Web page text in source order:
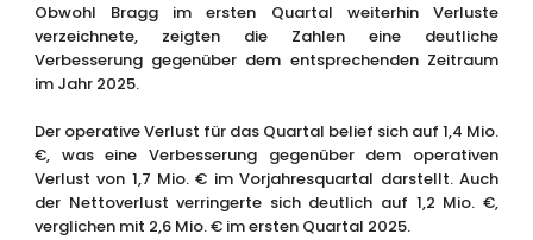
Obwohl Bragg im ersten Quartal weiterhin Verluste
verzeichnete, zeigten die Zahlen eine deutliche
Verbesserung gegenüber dem entsprechenden Zeitraum
im Jahr 2025.
Der operative Verlust für das Quartal belief sich auf 1,4 Mio.
€, was eine Verbesserung gegenüber dem operativen
Verlust von 1,7 Mio. € im Vorjahresquartal darstellt. Auch
der Nettoverlust verringerte sich deutlich auf 1,2 Mio. €,
verglichen mit 2,6 Mio. € im ersten Quartal 2025.